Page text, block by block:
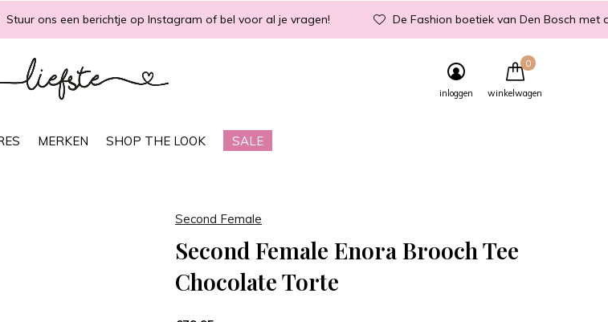
MERKEN SHOP THE LOOK SALE
inloggen winkelwagen
0
Stuur ons een berichtje op Instagram of bel voor al je vragen! De Fashion boetiek van Den Bosch met
Second Female
Second Female Enora Brooch Tee
Chocolate Torte